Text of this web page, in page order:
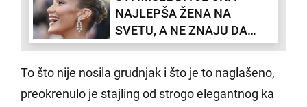
NAJLEPŠA ŽENA NA
SVETU, A NE ZNAJU DA
PATI OD NEIZLEČIVE
BOLESTI: Manekenka ima
majku iz pakla koja ju je
terala da u 14. radi plastične
To što nije nosila grudnjak i što je to naglašeno,
preokrenulo je stajling od strogo elegantnog ka